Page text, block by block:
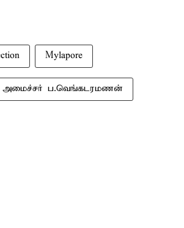
Mylapore
அமைச்சர் ப.வெங்கடரமணன்